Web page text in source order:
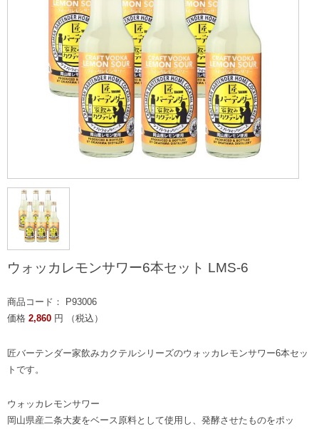
ウォッカレモンサワー6本セット LMS-6
商品コード： P93006
価格 2,860 円 （税込）
匠バーテンダー家飲みカクテルシリーズのウォッカレモンサワー6本セッ
トです。
ウォッカレモンサワー
岡山県産二条大麦をベース原料として使用し、発酵させたものをポッ